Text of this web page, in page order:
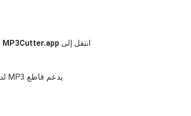
انتقل إلى MP3Cutter.app
يدعم قاطع MP3 لدينا قص وتحويل جميع تنسيقات الصوت مثل: mp3 ، wav ، flac ، ogg ، wma ، m4a ، amr ، aac ، aiff ، caf ، ac3 ، ape ، 3gpp ، m4r.